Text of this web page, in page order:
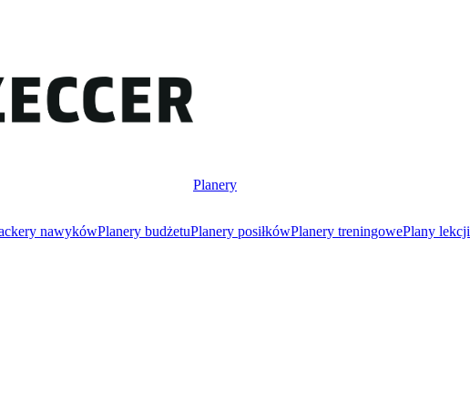
Planery
nawykówPlanery budżetuPlanery posiłkówPlanery treningowePlany lekcji